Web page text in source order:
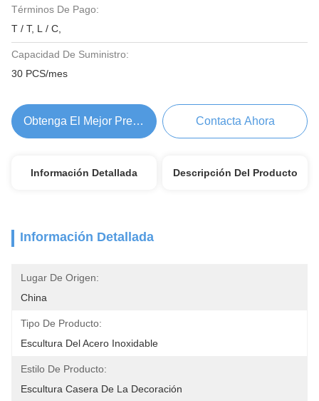
Términos De Pago:
T / T, L / C,
Capacidad De Suministro:
30 PCS/mes
Obtenga El Mejor Precio Contacta Ahora
Información Detallada Descripción Del Producto
Información Detallada
Lugar De Origen:
China
Tipo De Producto:
Escultura Del Acero Inoxidable
Estilo De Producto:
Escultura Casera De La Decoración